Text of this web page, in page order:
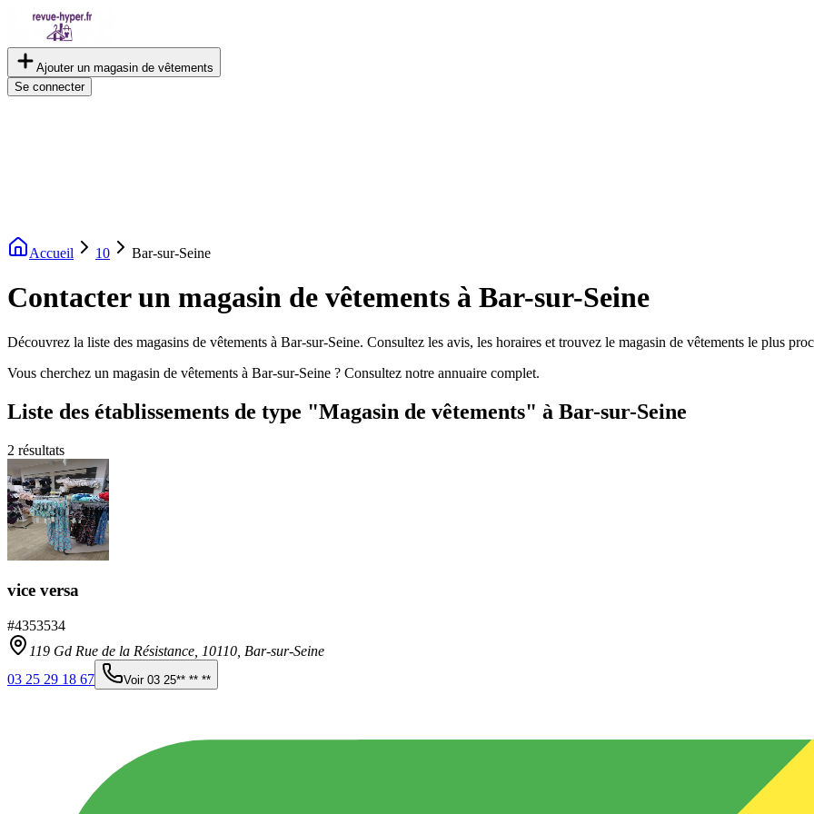
Ajouter un magasin de vêtements
Se connecter
Accueil 10 Bar-sur-Seine
Contacter un magasin de vêtements à Bar-sur-Seine
Découvrez la liste des magasins de vêtements à Bar-sur-Seine. Consultez les avis, les horaires et trouvez le magasin de vêtements le plus
Vous cherchez un magasin de vêtements à Bar-sur-Seine ? Consultez notre annuaire complet.
Liste des établissements de type "Magasin de vêtements" à Bar-sur-Seine
2 résultats
vice versa
#4353534
119 Gd Rue de la Résistance, 10110 Bar-sur-Seine
03 25 29 18 67
Voir 03 25** ** **